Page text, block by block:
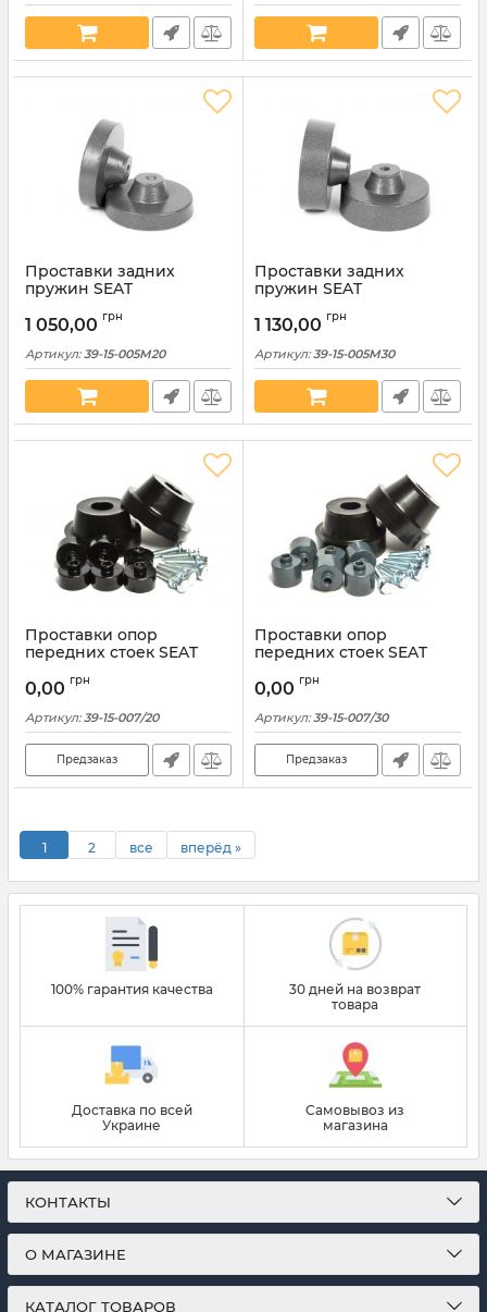
Проставки задних
пружин SEAT
15-005М20)
1 050,00 грн
Артикул: 39-15-005M20
Проставки задних
пружин SEAT
15-005М30)
1 130,00 грн
Артикул: 39-15-005M30
Проставки опор
передних стоек SEAT
(39-15-007/20)
0,00 грн
Артикул: 39-15-007/20
Предзаказ
Проставки опор
передних стоек SEAT
(39-15-007/30)
0,00 грн
Артикул: 39-15-007/30
Предзаказ
1 2 все вперёд »
100% гарантия качества
30 дней на возврат
товара
Доставка по всей
Украине
Самовывоз из
магазина
КОНТАКТЫ
О МАГАЗИНЕ
КАТАЛОГ ТОВАРОВ